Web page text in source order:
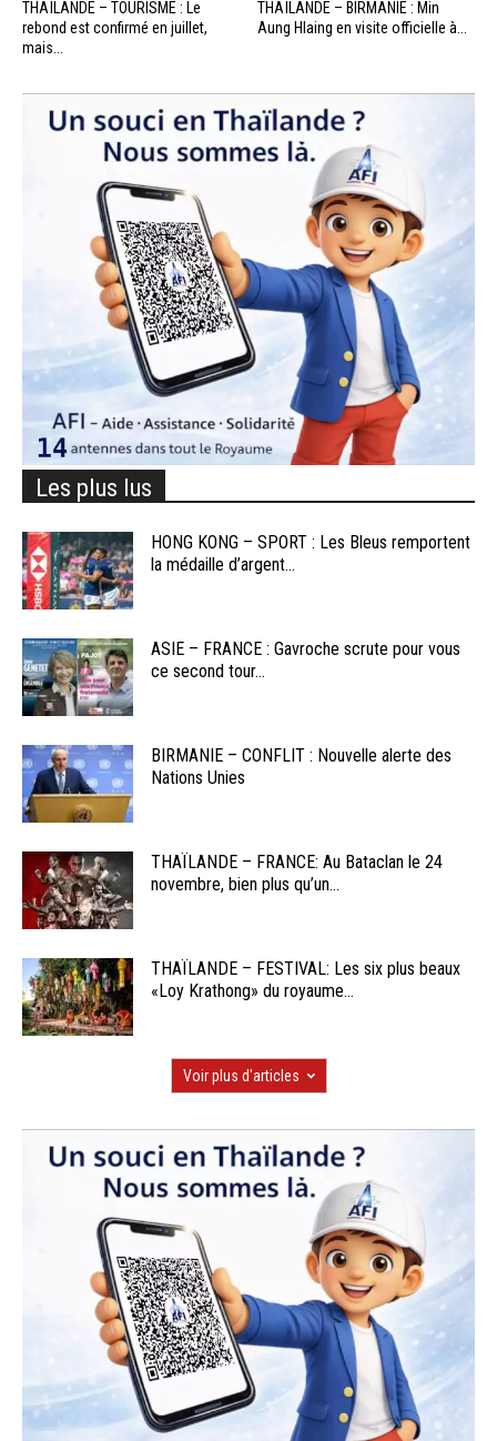
THAÏLANDE – TOURISME : Le
rebond est confirmé en juillet,
mais...
THAÏLANDE – BIRMANIE : Min
Aung Hlaing en visite officielle à...
Les plus lus
HONG KONG – SPORT : Les Bleus remportent
la médaille d’argent...
ASIE – FRANCE : Gavroche scrute pour vous
ce second tour...
BIRMANIE – CONFLIT : Nouvelle alerte des
Nations Unies
THAÏLANDE – FRANCE: Au Bataclan le 24
novembre, bien plus qu’un...
THAÏLANDE – FESTIVAL: Les six plus beaux
«Loy Krathong» du royaume...
Voir plus d'articles